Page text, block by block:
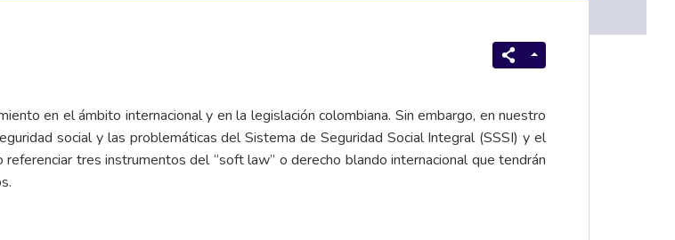
en el ámbito internacional y en la legislación colombiana. Sin embargo, en nuestro
social y las problemáticas del Sistema de Seguridad Social Integral (SSSI) y el
tres instrumentos del “soft law” o derecho blando internacional que tendrán